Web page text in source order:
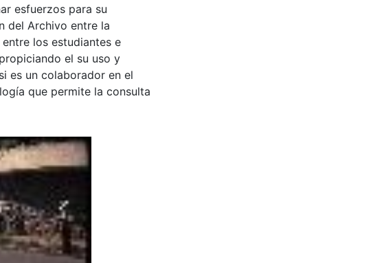
esfuerzos para su
del Archivo entre la
los estudiantes e
el su uso y
es un colaborador en el
que permite la consulta